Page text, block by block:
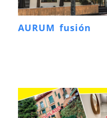
AURUM fusión